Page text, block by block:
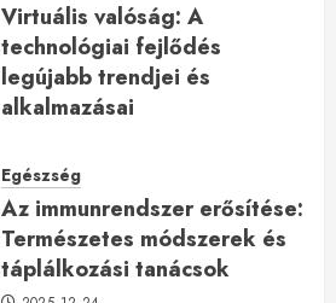
Virtuális valóság: A
technológiai fejlődés
legújabb trendjei és
alkalmazásai
Egészség
Az immunrendszer erősítése:
Természetes módszerek és
táplálkozási tanácsok